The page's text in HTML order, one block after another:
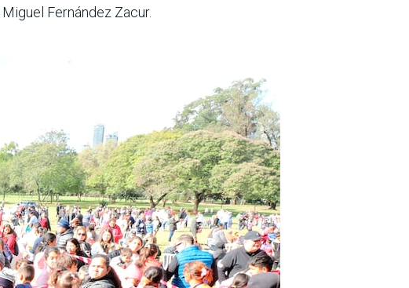
Fernández Zacur.